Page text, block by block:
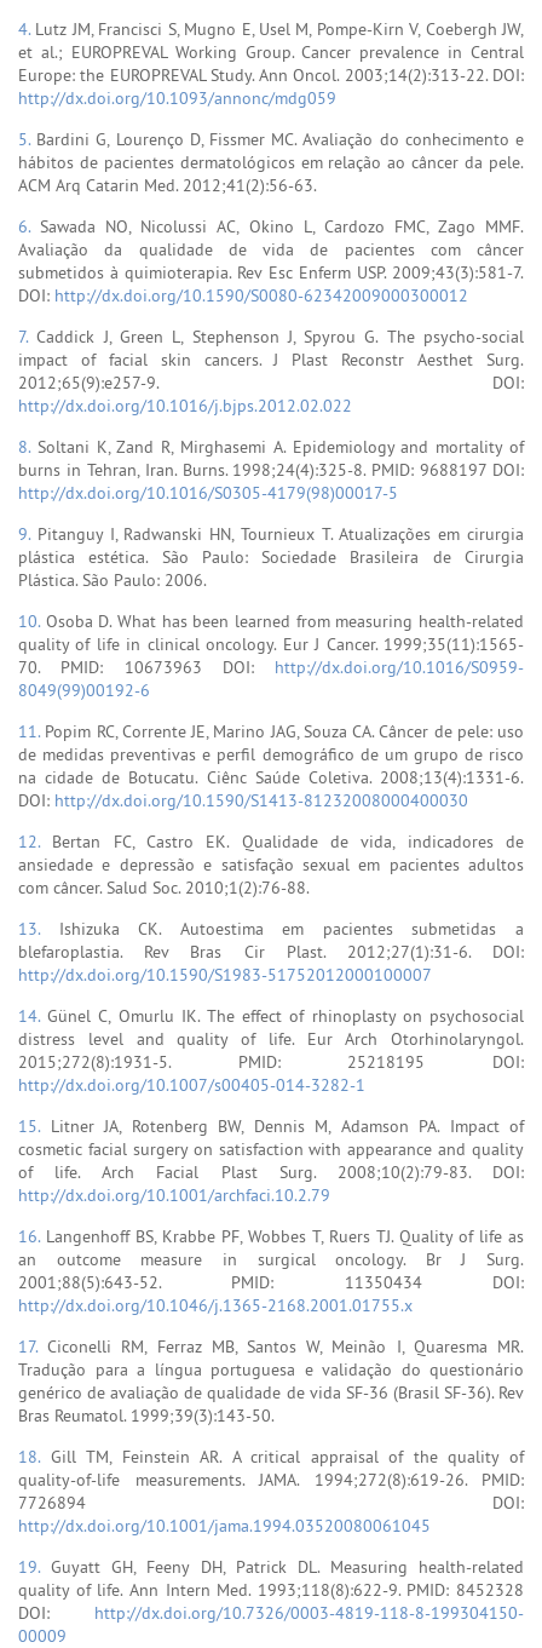
4. Lutz JM, Francisci S, Mugno E, Usel M, Pompe-Kirn V, Coebergh JW,
et al.; EUROPREVAL Working Group. Cancer prevalence in Central
Europe: the EUROPREVAL Study. Ann Oncol. 2003;14(2):313-22. DOI:
http://dx.doi.org/10.1093/annonc/mdg059
5. Bardini G, Lourenço D, Fissmer MC. Avaliação do conhecimento e
hábitos de pacientes dermatológicos em relação ao câncer da pele.
ACM Arq Catarin Med. 2012;41(2):56-63.
6.Sawada NO, Nicolussi AC, Okino L, Cardozo FMC, Zago MMF.
Avaliação da qualidade de vida de pacientes com câncer
submetidos à quimioterapia. Rev Esc Enferm USP. 2009;43(3):581-7.
DOI: http://dx.doi.org/10.1590/S0080-62342009000300012
7.Caddick J, Green L, Stephenson J, Spyrou G. The psycho-social
impact of facial skin cancers. J Plast Reconstr Aesthet Surg.
2012;65(9):e257-9. DOI:
http://dx.doi.org/10.1016/j.bjps.2012.02.022
8. Soltani K, Zand R, Mirghasemi A. Epidemiology and mortality of
burns in Tehran, Iran. Burns. 1998;24(4):325-8. PMID: 9688197 DOI:
http://dx.doi.org/10.1016/S0305-4179(98)00017-5
9. Pitanguy I, Radwanski HN, Tournieux T. Atualizações em cirurgia
plástica estética. São Paulo: Sociedade Brasileira de Cirurgia
Plástica. São Paulo: 2006.
10. Osoba D. What has been learned from measuring health-related
quality of life in clinical oncology. Eur J Cancer. 1999;35(11):1565-
70. PMID: 10673963 DOI: http://dx.doi.org/10.1016/S0959-
8049(99)00192-6
11. Popim RC, Corrente JE, Marino JAG, Souza CA. Câncer de pele: uso
de medidas preventivas e perfil demográfico de um grupo de risco
na cidade de Botucatu. Ciênc Saúde Coletiva. 2008;13(4):1331-6.
DOI: http://dx.doi.org/10.1590/S1413-81232008000400030
12. Bertan FC, Castro EK. Qualidade de vida, indicadores de
ansiedade e depressão e satisfação sexual em pacientes adultos
com câncer. Salud Soc. 2010;1(2):76-88.
13. Ishizuka CK. Autoestima em pacientes submetidas a
blefaroplastia. Rev Bras Cir Plast. 2012;27(1):31-6. DOI:
http://dx.doi.org/10.1590/S1983-51752012000100007
14.Günel C, Omurlu IK. The effect of rhinoplasty on psychosocial
distress level and quality of life. Eur Arch Otorhinolaryngol.
2015;272(8):1931-5. PMID: 25218195 DOI:
http://dx.doi.org/10.1007/s00405-014-3282-1
15. Litner JA, Rotenberg BW, Dennis M, Adamson PA. Impact of
cosmetic facial surgery on satisfaction with appearance and quality
of life. Arch Facial Plast Surg. 2008;10(2):79-83. DOI:
http://dx.doi.org/10.1001/archfaci.10.2.79
16. Langenhoff BS, Krabbe PF, Wobbes T, Ruers TJ. Quality of life as
an outcome measure in surgical oncology. Br J Surg.
2001;88(5):643-52. PMID: 11350434 DOI:
http://dx.doi.org/10.1046/j.1365-2168.2001.01755.x
17.Ciconelli RM, Ferraz MB, Santos W, Meinão I, Quaresma MR.
Tradução para a língua portuguesa e validação do questionário
genérico de avaliação de qualidade de vida SF-36 (Brasil SF-36). Rev
Bras Reumatol. 1999;39(3):143-50.
18. Gill TM, Feinstein AR. A critical appraisal of the quality of
quality-of-life measurements. JAMA. 1994;272(8):619-26. PMID:
7726894 DOI:
http://dx.doi.org/10.1001/jama.1994.03520080061045
19.Guyatt GH, Feeny DH, Patrick DL. Measuring health-related
quality of life. Ann Intern Med. 1993;118(8):622-9. PMID: 8452328
DOI: http://dx.doi.org/10.7326/0003-4819-118-8-199304150-
00009